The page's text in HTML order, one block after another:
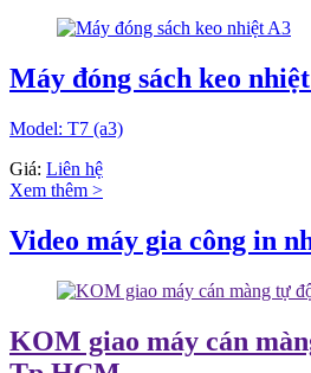
Máy đóng sách keo
Model: T7 (a3)
Giá: Liên hệ
Xem thêm >
Video máy gia công in
KOM giao máy cán